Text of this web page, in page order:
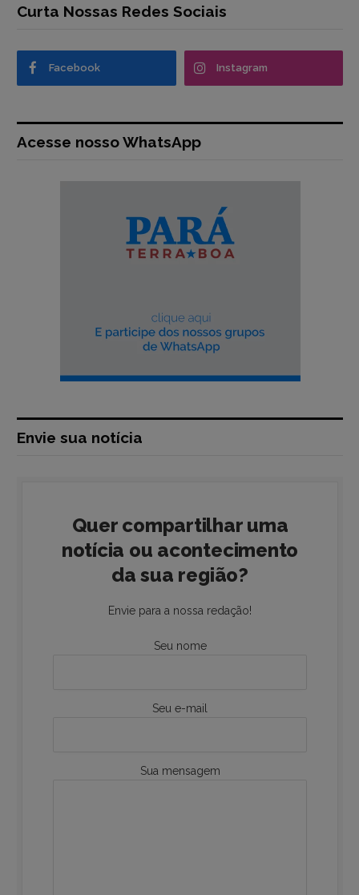
Curta Nossas Redes Sociais
Facebook Instagram
Acesse nosso WhatsApp
Envie sua notícia
Quer compartilhar uma
notícia ou acontecimento
da sua região?
Envie para a nossa redação!
Seu nome
Seu e-mail
Sua mensagem